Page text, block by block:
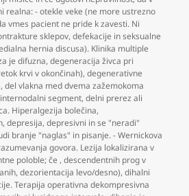
realna: - otekle veke (ne more ustrezno
vmes pacient ne pride k zavesti. Ni
sklepov,defekacije in seksualne
hernia discusa). Klinika multiple
je difuzna,degeneracija živca pri
krvi v okončinah),degenerativne
,del vlakna med dvema zažemokoma
segment,delni prerez ali
Hiperalgezija bolečina,
,depresija,depresivni in se "neradi"
branje "naglas" in pisanje. - Wernickova
govora. Lezija lokalizirana v
poloble; če ,descendentnih prog v
,dezorientacija levo/desno),dihalni
Terapija operativna dekompresivna